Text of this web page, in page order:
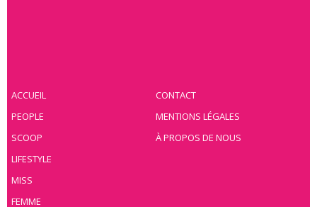
ACCUEIL
PEOPLE
SCOOP
LIFESTYLE
MISS
FEMME
CONTACT
MENTIONS LÉGALES
À PROPOS DE NOUS